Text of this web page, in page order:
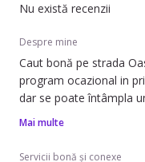
Nu există recenzii
Despre mine
Caut bonă pe strada
program ocazional in
dar se poate întâmpla
ani jumate 1 - 3 ani .
Mai multe
Servicii bonă și conexe